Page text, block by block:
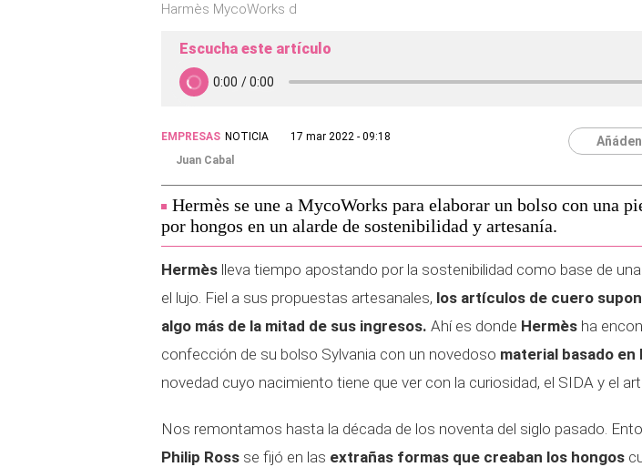
Harmès MycoWorks d
Escucha este artículo
EMPRESAS NOTICIA
17 mar 2022 - 09:18
Juan Cabal
Hermès se une a MycoWorks para elaborar un bolso con una
por hongos en un alarde de sostenibilidad y artesanía.
Hermès lleva tiempo apostando por la sostenibilidad como base de
el lujo. Fiel a sus propuestas artesanales, los artículos de cuero
algo más de la mitad de sus ingresos. Ahí es donde Hermès ha
confección de su bolso Sylvania con un novedoso material basado en
novedad cuyo nacimiento tiene que ver con la curiosidad, el SIDA y el
Nos remontamos hasta la década de los noventa del siglo pasado.
Philip Ross se fijó en las extrañas formas que creaban los hongos